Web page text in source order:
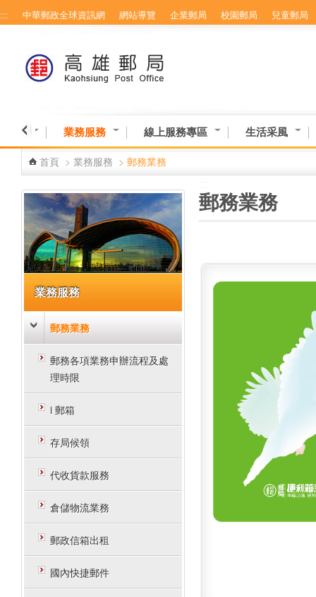
跳到主要內容區塊
::: 中華郵政全球資訊網 網站導覽 企業郵局 校園郵局 兒童郵局
資訊 業務服務 線上服務專區 生活采風
首頁 > 業務服務 > 郵務業務
業務服務
郵務業務
郵務各項業務申辦流程及處
理時限
i 郵箱
存局候領
代收貨款服務
倉儲物流業務
郵政信箱出租
國內快捷郵件
郵務業務